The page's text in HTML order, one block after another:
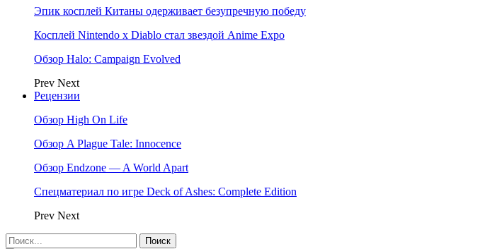
Эпик косплей Китаны одерживает безупречную победу
Косплей Nintendo x Diablo стал звездой Anime Expo
Обзор Halo: Campaign Evolved
Prev Next
Рецензии
Обзор High On Life
Обзор A Plague Tale: Innocence
Обзор Endzone — A World Apart
Спецматериал по игре Deck of Ashes: Complete Edition
Prev Next